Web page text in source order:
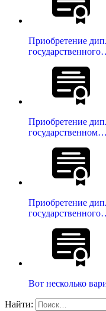
Приобретение
Приобретение
государственном…
Приобретение
Вот несколько
Найти: